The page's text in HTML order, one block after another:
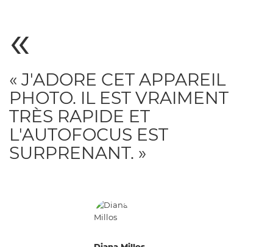
« J'ADORE CET APPAREIL
PHOTO. IL EST VRAIMENT
TRÈS RAPIDE ET
L'AUTOFOCUS EST
SURPRENANT. »